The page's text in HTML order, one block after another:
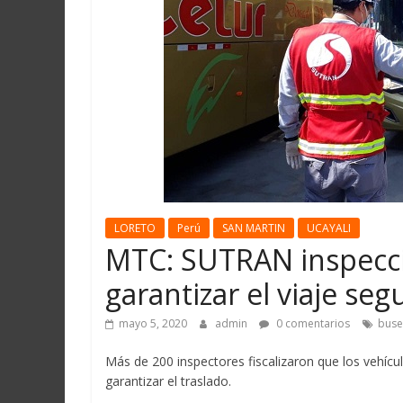
LORETO Perú SAN MARTIN UCAYALI
MTC: SUTRAN
garantizar el viaje
mayo 5, 2020 admin 0 comentarios
Más de 200 inspectores fiscalizaron que los
garantizar el traslado.